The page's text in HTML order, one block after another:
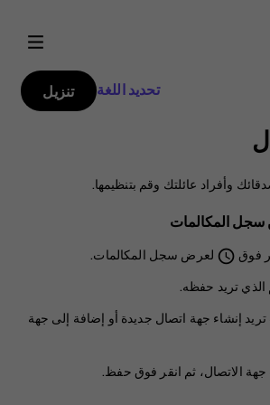
تحديد اللغة تنزيل
وأفراد عائلتك وقم بتنظيمها.
المكالمات
فوق schedule لعرض سجل المكالمات.
الذي تريد حفظه.
إنشاء جهة اتصال جديدة أو إضافة إلى جهة
الاتصال، ثم انقر فوق حفظ.